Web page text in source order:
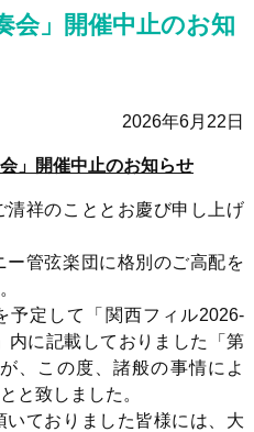
会」開催中止のお知
2026年6月22日
」開催中止のお知らせ
祥のこととお慶び申し上げ
管弦楽団に格別のご高配を
予定して「関西フィル2026-
内に記載しておりました「第
、この度、諸般の事情によ
と致しました。
ておりました皆様には、大